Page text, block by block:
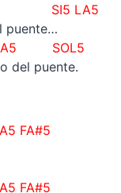
SI5 LA5
puente…
SOL5
del puente.
FA#5
FA#5